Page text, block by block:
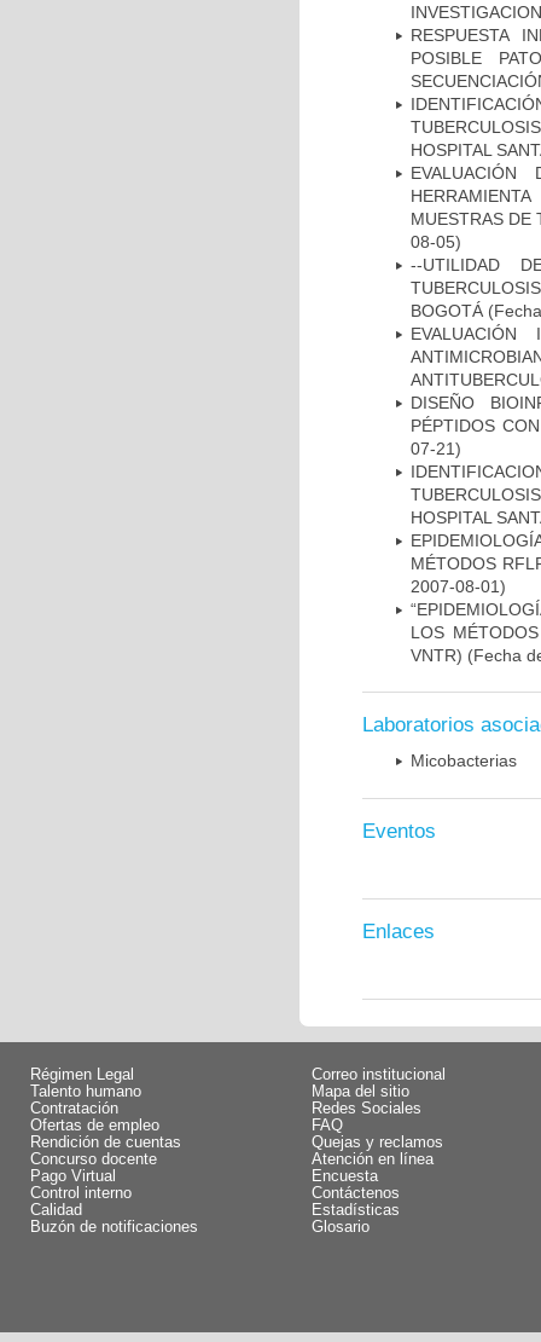
RESPUESTA
POSIBLE
HOSPITAL
MUESTRAS DE
08-05)
--UTILIDAD
BOGOTÁ
DISEÑO
PÉPTIDOS
07-21)
HOSPITAL
MÉTODOS
2007-08-01)
LOS
VNTR) (Fecha
Laboratorios
Micobacterias
Eventos
Enlaces
Régimen Legal
Talento humano
Contratación
Ofertas de empleo
Rendición de cuentas
Concurso docente
Pago Virtual
Control interno
Calidad
Buzón de notificaciones
Correo institucional
Mapa del sitio
Redes Sociales
FAQ
Quejas y reclamos
Atención en línea
Encuesta
Contáctenos
Estadísticas
Glosario